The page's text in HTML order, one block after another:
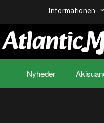
Informationen
Nyheder